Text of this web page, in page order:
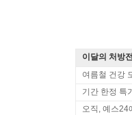
이달의 처방
여름철 건강
기간 한정 특
오직, 예스24